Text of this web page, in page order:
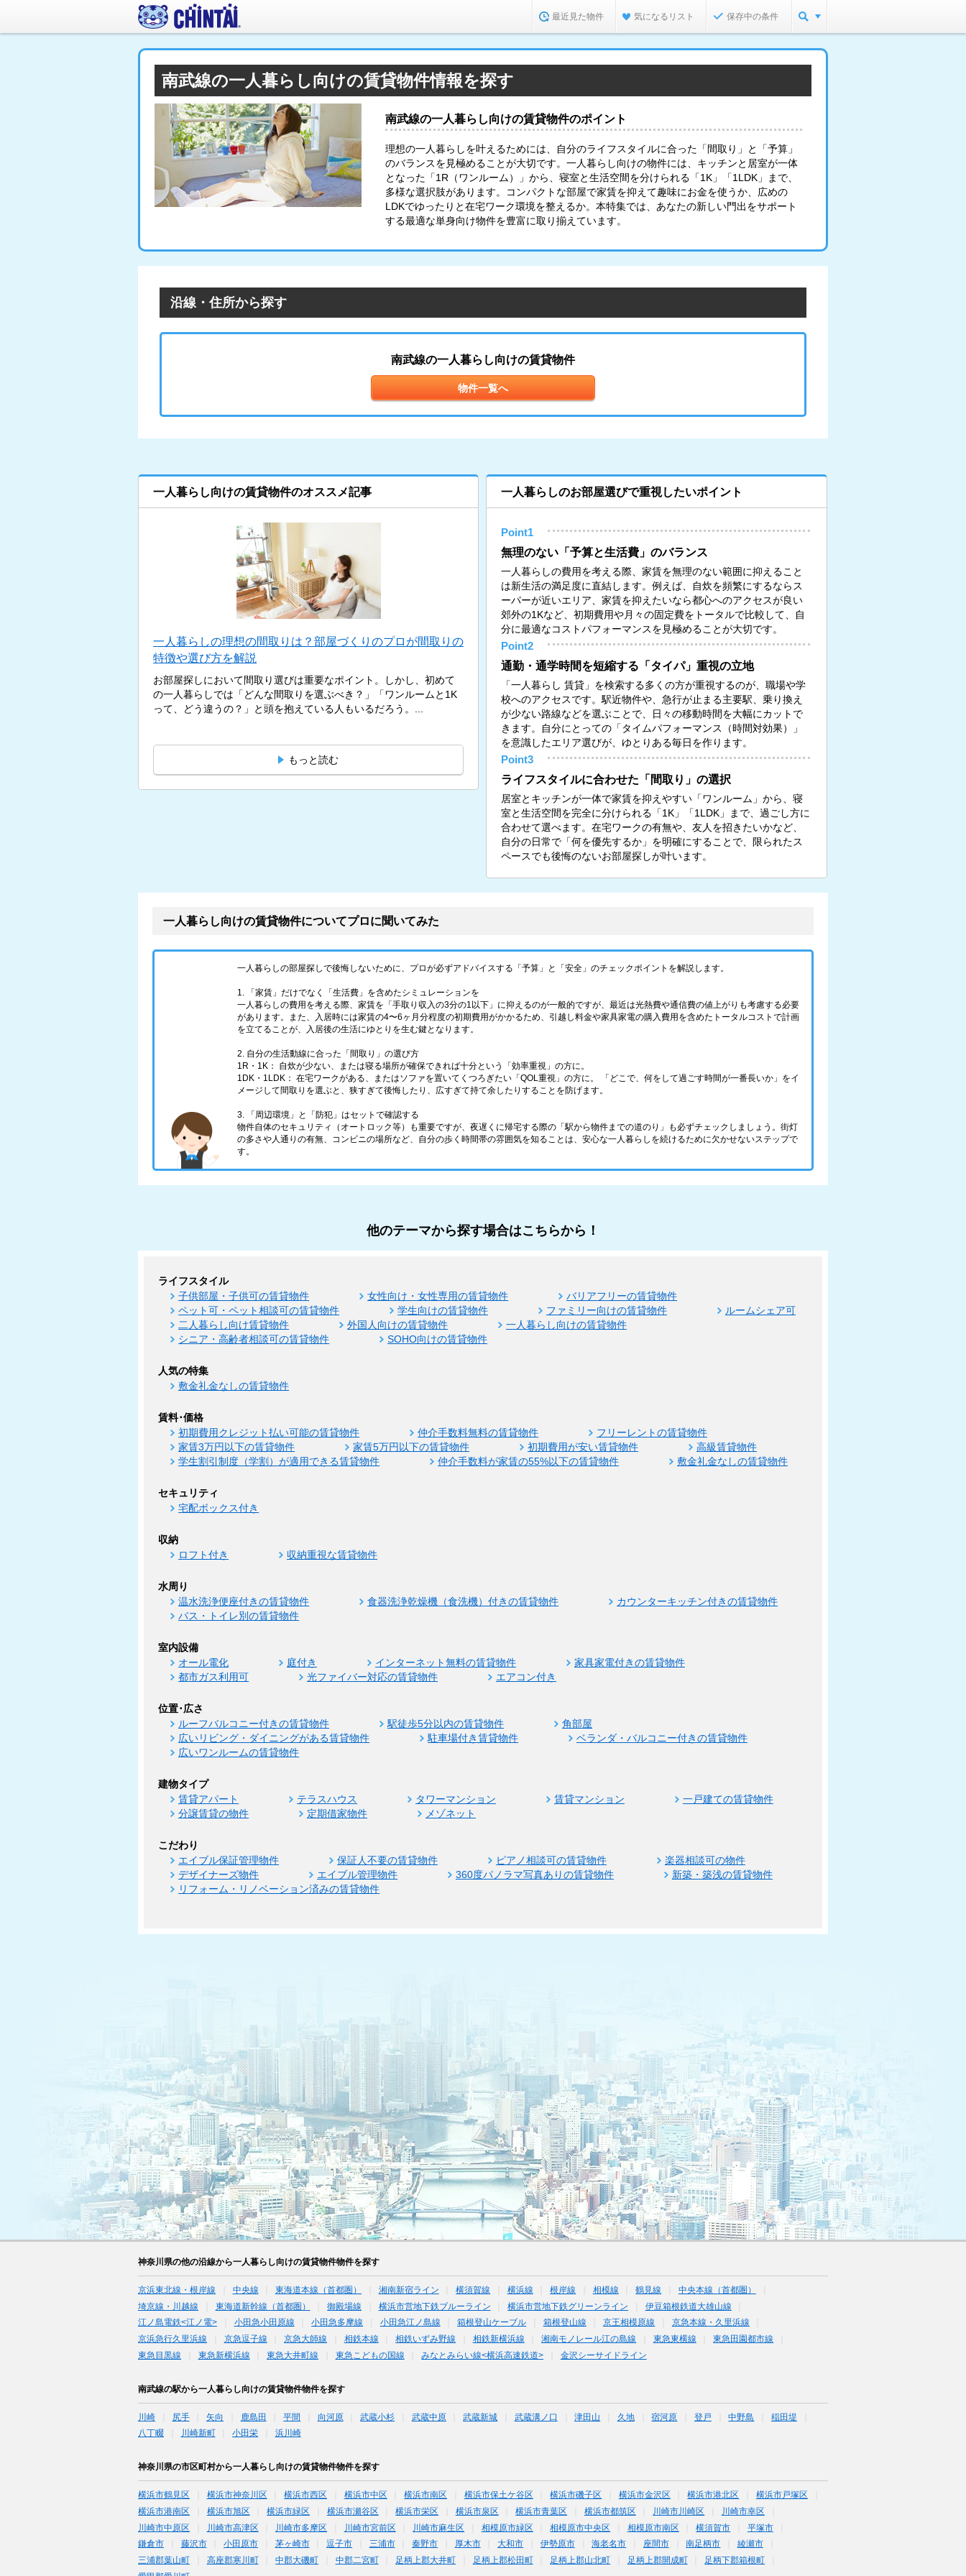
最近見た物件 気になるリスト 保存中の条件
南武線の一人暮らし向けの賃貸物件情報を探す
南武線の一人暮らし向けの賃貸物件のポイント
理想の一人暮らしを叶えるためには、自分のライフスタイルに合った「間取り」と「予算」
のバランスを見極めることが大切です。一人暮らし向けの物件には、キッチンと居室が一体
となった「1R（ワンルーム）」から、寝室と生活空間を分けられる「1K」「1LDK」まで、
多様な選択肢があります。コンパクトな部屋で家賃を抑えて趣味にお金を使うか、広めの
LDKでゆったりと在宅ワーク環境を整えるか。本特集では、あなたの新しい門出をサポート
する最適な単身向け物件を豊富に取り揃えています。
沿線・住所から探す
南武線の一人暮らし向けの賃貸物件
物件一覧へ
一人暮らし向けの賃貸物件のオススメ記事
一人暮らしの理想の間取りは？部屋づくりのプロが間取りの
特徴や選び方を解説
お部屋探しにおいて間取り選びは重要なポイント。しかし、初めて
の一人暮らしでは「どんな間取りを選ぶべき？」「ワンルームと1K
って、どう違うの？」と頭を抱えている人もいるだろう。...
もっと読む
一人暮らしのお部屋選びで重視したいポイント
Point1
無理のない「予算と生活費」のバランス
一人暮らしの費用を考える際、家賃を無理のない範囲に抑えること
は新生活の満足度に直結します。例えば、自炊を頻繁にするならス
ーパーが近いエリア、家賃を抑えたいなら都心へのアクセスが良い
郊外の1Kなど、初期費用や月々の固定費をトータルで比較して、自
分に最適なコストパフォーマンスを見極めることが大切です。
Point2
通勤・通学時間を短縮する「タイパ」重視の立地
「一人暮らし 賃貸」を検索する多くの方が重視するのが、職場や学
校へのアクセスです。駅近物件や、急行が止まる主要駅、乗り換え
が少ない路線などを選ぶことで、日々の移動時間を大幅にカットで
きます。自分にとっての「タイムパフォーマンス（時間対効果）」
を意識したエリア選びが、ゆとりある毎日を作ります。
Point3
ライフスタイルに合わせた「間取り」の選択
居室とキッチンが一体で家賃を抑えやすい「ワンルーム」から、寝
室と生活空間を完全に分けられる「1K」「1LDK」まで、過ごし方に
合わせて選べます。在宅ワークの有無や、友人を招きたいかなど、
自分の日常で「何を優先するか」を明確にすることで、限られたス
ペースでも後悔のないお部屋探しが叶います。
一人暮らし向けの賃貸物件についてプロに聞いてみた
一人暮らしの部屋探しで後悔しないために、プロが必ずアドバイスする「予算」と「安全」のチェックポイントを解説します。
1. 「家賃」だけでなく「生活費」を含めたシミュレーションを
一人暮らしの費用を考える際、家賃を「手取り収入の3分の1以下」に抑えるのが一般的ですが、最近は光熱費や通信費の値上がりも考慮する必要
があります。また、入居時には家賃の4〜6ヶ月分程度の初期費用がかかるため、引越し料金や家具家電の購入費用を含めたトータルコストで計画
を立てることが、入居後の生活にゆとりを生む鍵となります。
2. 自分の生活動線に合った「間取り」の選び方
1R・1K： 自炊が少ない、または寝る場所が確保できれば十分という「効率重視」の方に。
1DK・1LDK： 在宅ワークがある、またはソファを置いてくつろぎたい「QOL重視」の方に。 「どこで、何をして過ごす時間が一番長いか」をイ
メージして間取りを選ぶと、狭すぎて後悔したり、広すぎて持て余したりすることを防げます。
3. 「周辺環境」と「防犯」はセットで確認する
物件自体のセキュリティ（オートロック等）も重要ですが、夜遅くに帰宅する際の「駅から物件までの道のり」も必ずチェックしましょう。街灯
の多さや人通りの有無、コンビニの場所など、自分の歩く時間帯の雰囲気を知ることは、安心な一人暮らしを続けるために欠かせないステップで
す。
他のテーマから探す場合はこちらから！
ライフスタイル
子供部屋・子供可の賃貸物件 女性向け・女性専用の賃貸物件
バリアフリーの賃貸物件
ペット可・ペット相談可の賃貸物件
学生向けの賃貸物件 ファミリー向けの賃貸物件
ルームシェア可
二人暮らし向け賃貸物件
外国人向けの賃貸物件
一人暮らし向けの賃貸物件
シニア・高齢者相談可の賃貸物件
SOHO向けの賃貸物件
人気の特集
敷金礼金なしの賃貸物件
賃料･価格
初期費用クレジット払い可能の賃貸物件 仲介手数料無料の賃貸物件
フリーレントの賃貸物件
家賃3万円以下の賃貸物件
家賃5万円以下の賃貸物件 初期費用が安い賃貸物件
高級賃貸物件
学生割引制度（学割）が適用できる賃貸物件
仲介手数料が家賃の55%以下の賃貸物件 敷金礼金なしの賃貸物件
セキュリティ
宅配ボックス付き
収納
ロフト付き 収納重視な賃貸物件
水周り
温水洗浄便座付きの賃貸物件 食器洗浄乾燥機（食洗機）付きの賃貸物件
カウンターキッチン付きの賃貸物件
バス・トイレ別の賃貸物件
室内設備
オール電化 庭付き インターネット無料の賃貸物件
家具家電付きの賃貸物件
都市ガス利用可
光ファイバー対応の賃貸物件 エアコン付き
位置･広さ
ルーフバルコニー付きの賃貸物件 駅徒歩5分以内の賃貸物件
角部屋
広いリビング・ダイニングがある賃貸物件
駐車場付き賃貸物件
ベランダ・バルコニー付きの賃貸物件
広いワンルームの賃貸物件
建物タイプ
賃貸アパート テラスハウス タワーマンション 賃貸マンション
一戸建ての賃貸物件
分譲賃貸の物件
定期借家物件 メゾネット
こだわり
エイブル保証管理物件 保証人不要の賃貸物件 ピアノ相談可の賃貸物件
楽器相談可の物件
デザイナーズ物件
エイブル管理物件 360度パノラマ写真ありの賃貸物件
新築・築浅の賃貸物件
リフォーム・リノベーション済みの賃貸物件
神奈川県の他の沿線から一人暮らし向けの賃貸物件物件を探す
京浜東北線・根岸線 中央線 東海道本線（首都圏） 湘南新宿ライン 横須賀線 横浜線 根岸線 相模線 鶴見線
中央本線（首都圏）
埼京線・川越線
東海道新幹線（首都圏） 御殿場線 横浜市営地下鉄ブルーライン 横浜市営地下鉄グリーンライン
伊豆箱根鉄道大雄山線
江ノ島電鉄<江ノ電>
小田急小田原線 小田急多摩線 小田急江ノ島線 箱根登山ケーブル 箱根登山線 京王相模原線
京急本線・久里浜線
京浜急行久里浜線
京急逗子線 京急大師線 相鉄本線 相鉄いずみ野線 相鉄新横浜線 湘南モノレール江の島線 東急東横線
東急田園都市線
東急目黒線
東急新横浜線 東急大井町線 東急こどもの国線 みなとみらい線<横浜高速鉄道> 金沢シーサイドライン
南武線の駅から一人暮らし向けの賃貸物件物件を探す
川崎 尻手 矢向 鹿島田 平間 向河原 武蔵小杉 武蔵中原 武蔵新城 武蔵溝ノ口 津田山 久地 宿河原 登戸 中野島
稲田堤
八丁畷
川崎新町 小田栄 浜川崎
神奈川県の市区町村から一人暮らし向けの賃貸物件物件を探す
横浜市鶴見区 横浜市神奈川区 横浜市西区 横浜市中区 横浜市南区 横浜市保土ケ谷区 横浜市磯子区 横浜市金沢区 横浜市港北区
横浜市戸塚区
横浜市港南区
横浜市旭区 横浜市緑区 横浜市瀬谷区 横浜市栄区 横浜市泉区 横浜市青葉区 横浜市都筑区 川崎市川崎区
川崎市幸区
川崎市中原区
川崎市高津区 川崎市多摩区 川崎市宮前区 川崎市麻生区 相模原市緑区 相模原市中央区 相模原市南区 横須賀市
平塚市
鎌倉市
藤沢市 小田原市 茅ヶ崎市 逗子市 三浦市 秦野市 厚木市 大和市 伊勢原市 海老名市 座間市 南足柄市
綾瀬市
三浦郡葉山町
高座郡寒川町 中郡大磯町 中郡二宮町 足柄上郡大井町 足柄上郡松田町 足柄上郡山北町 足柄上郡開成町
足柄下郡箱根町